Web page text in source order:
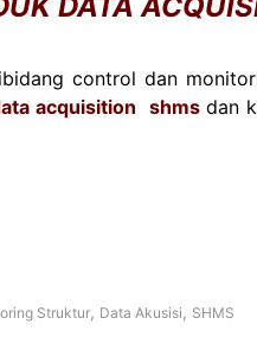
control dan
acquisition shms dan
Struktur, Data Akusisi , SHMS